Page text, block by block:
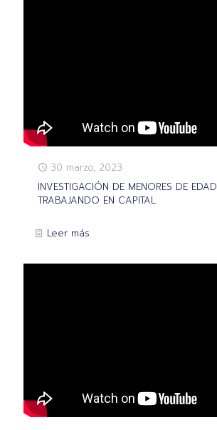
30 marzo, 2023
INVESTIGACIÓN DE MENORES DE EDAD
TRABAJANDO EN CAPITAL
Leer más